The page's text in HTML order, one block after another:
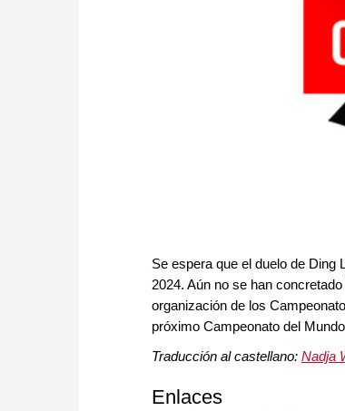
Se espera que el duelo de Ding
2024. Aún no se han
organización de los
próximo Campeonato del
Traducción al castellano: Nadja
Enlaces